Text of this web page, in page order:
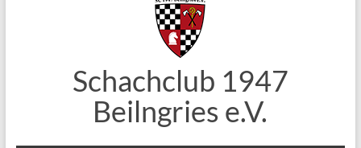
Schachclub 1947
Beilngries e.V.